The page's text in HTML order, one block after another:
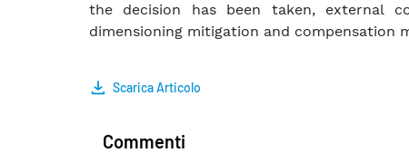
the decision has been taken, external
dimensioning mitigation and compensation
Scarica Articolo
Commenti